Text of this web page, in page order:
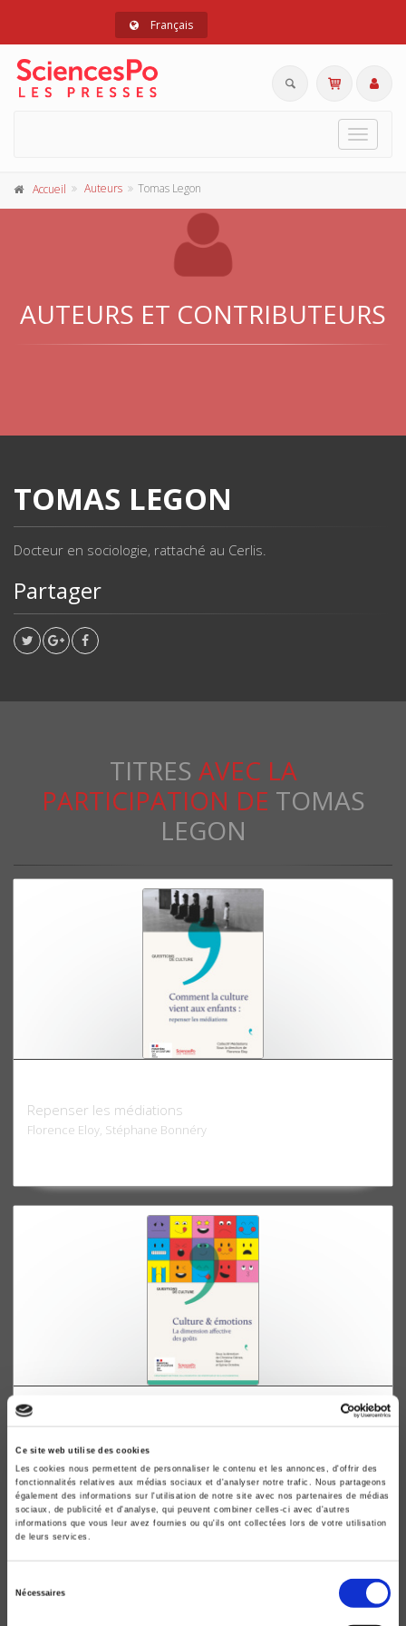
Ce site web utilise des cookies
Les cookies nous permettent de personnaliser le contenu et les annonces, d'offrir des
fonctionnalités relatives aux médias sociaux et d'analyser notre trafic. Nous partageons
également des informations sur l'utilisation de notre site avec nos partenaires de médias
sociaux, de publicité et d'analyse, qui peuvent combiner celles-ci avec d'autres
informations que vous leur avez fournies ou qu'ils ont collectées lors de votre utilisation
de leurs services.
Nécessaires
Français
Toggle
Accueil Auteurs Tomas Legon
AUTEURS ET CONTRIBUTEURS
TOMAS LEGON
Docteur en sociologie, rattaché au Cerlis.
Partager
TITRES AVEC LA
PARTICIPATION DE TOMAS
LEGON
Repenser les médiations
Florence Eloy, Stéphane Bonnéry
Culture & émotions
Christine Détrez, Kevin Diter